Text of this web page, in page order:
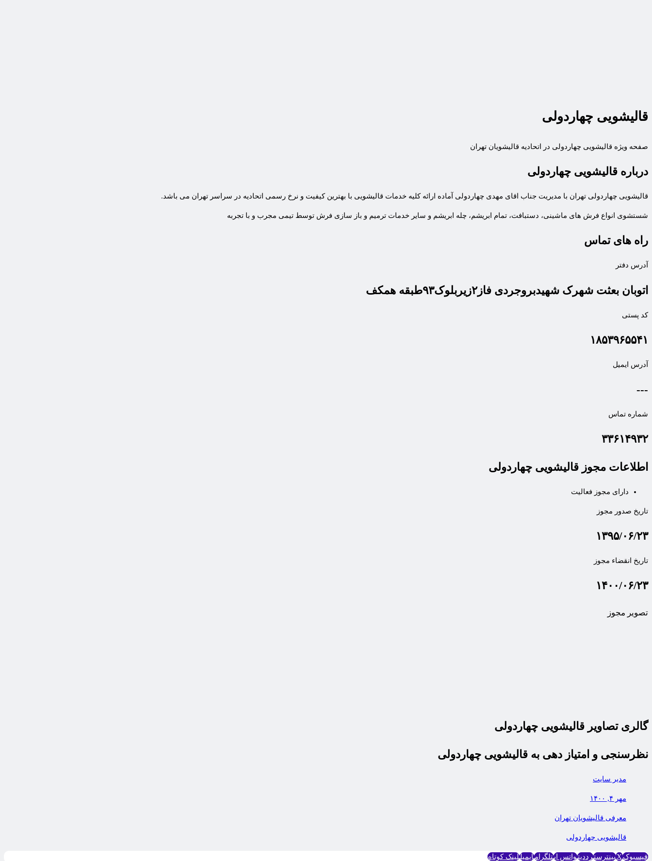
قالیشویی چهاردولی
صفحه ویژه قالیشویی چهاردولی در اتحادیه قالیشویان تهران
درباره قالیشویی چهاردولی
قالیشویی چهاردولی تهران با مدیریت جناب اقای مهدی چهاردولی آماده ارائه کلیه خدمات قالیشویی با بهترین کیفیت و نرخ رسمی اتحادیه در سراسر تهران می باشد.
شستشوی انواع فرش های ماشینی، دستبافت، تمام ابریشم، چله ابریشم و سایر خدمات ترمیم و باز سازی فرش توسط تیمی مجرب و با تجربه
راه های تماس
آدرس دفتر
اتوبان بعثت شهرک شهیدبروجردی فاز۲زیربلوک۹۳طبقه همکف
کد پستی
۱۸۵۳۹۶۵۵۴۱
آدرس ایمیل
---
شماره تماس
۳۳۶۱۴۹۳۲
اطلاعات مجوز قالیشویی چهاردولی
دارای مجوز فعالیت
تاریخ صدور مجوز
۱۳۹۵/۰۶/۲۳
تاریخ انقضاء مجوز
۱۴۰۰/۰۶/۲۳
تصویر مجوز
گالری تصاویر قالیشویی چهاردولی
نظرسنجی و امتیاز دهی به قالیشویی چهاردولی
مدیر سایت
مهر ۴, ۱۴۰۰
معرفی قالیشویان تهران
قاليشویی چهاردولی
فیسبوکXپینترسترددیتواتس اپتلگرامایمیللینک کوتاه